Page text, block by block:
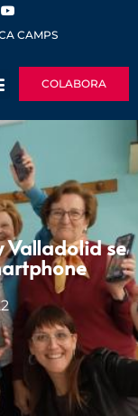
CAMPS
COLABORA
Valladolid se